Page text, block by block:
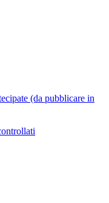
(da pubblicare in